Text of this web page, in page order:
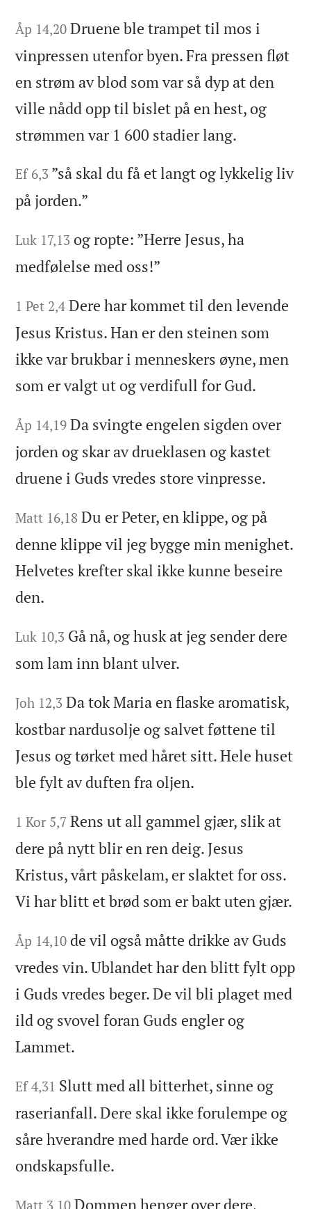
Åp 14,20 Druene ble trampet til mos i
vinpressen utenfor byen. Fra pressen fløt
en strøm av blod som var så dyp at den
ville nådd opp til bislet på en hest, og
strømmen var 1 600 stadier lang.
Ef 6,3 ”så skal du få et langt og lykkelig liv
på jorden.”
Luk 17,13 og ropte: ”Herre Jesus, ha
medfølelse med oss!”
1 Pet 2,4 Dere har kommet til den levende
Jesus Kristus. Han er den steinen som
ikke var brukbar i menneskers øyne, men
som er valgt ut og verdifull for Gud.
Åp 14,19 Da svingte engelen sigden over
jorden og skar av drueklasen og kastet
druene i Guds vredes store vinpresse.
Matt 16,18 Du er Peter, en klippe, og på
denne klippe vil jeg bygge min menighet.
Helvetes krefter skal ikke kunne beseire
den.
Luk 10,3 Gå nå, og husk at jeg sender dere
som lam inn blant ulver.
Joh 12,3 Da tok Maria en flaske aromatisk,
kostbar nardusolje og salvet føttene til
Jesus og tørket med håret sitt. Hele huset
ble fylt av duften fra oljen.
1 Kor 5,7 Rens ut all gammel gjær, slik at
dere på nytt blir en ren deig. Jesus
Kristus, vårt påskelam, er slaktet for oss.
Vi har blitt et brød som er bakt uten gjær.
Åp 14,10 de vil også måtte drikke av Guds
vredes vin. Ublandet har den blitt fylt opp
i Guds vredes beger. De vil bli plaget med
ild og svovel foran Guds engler og
Lammet.
Ef 4,31 Slutt med all bitterhet, sinne og
raserianfall. Dere skal ikke forulempe og
såre hverandre med harde ord. Vær ikke
ondskapsfulle.
Matt 3,10 Dommen henger over dere,